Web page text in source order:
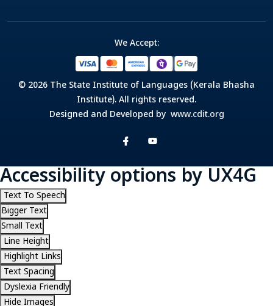
We Accept:
© 2026 The State Institute of Languages (Kerala Bhasha
Institute). All rights reserved.
Designed and Developed by www.cdit.org
Accessibility options by UX4G
Text To Speech
Bigger Text
Small Text
Line Height
Highlight Links
Text Spacing
Dyslexia Friendly
Hide Images